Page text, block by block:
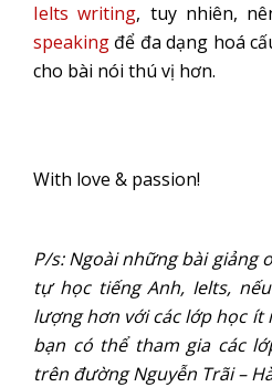
Ielts writing, tuy nhiên,
speaking để đa dạng hoá
cho bài nói thú vị hơn.
With love & passion!
P/s: Ngoài những bài giảng
tự học tiếng Anh, Ielts,
lượng hơn với các lớp học ít
bạn có thể tham gia các
trên đường Nguyễn Trãi –